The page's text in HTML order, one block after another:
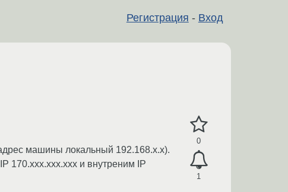
Регистрация - Вход
0
1
машины локальный 192.168.x.x).
170.xxx.xxx.xxx и внутреним IP